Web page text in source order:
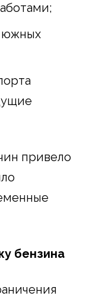
южных
привело
бензина